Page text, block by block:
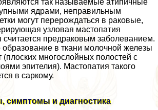
так называемые атипичные
ядрами, неправильным
могут перерождаться в paковые,
узловая мастопатия
предpaковым заболеванием.
в ткани молочной железы
(плоских многослойных полостей с
эпителия). Мастопатия такого
в саркому.
симптомы и диагностика